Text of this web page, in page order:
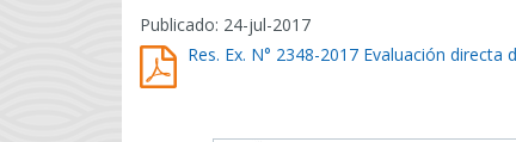
Publicado: 24-jul-2017
Res. Ex. N° 2348-2017 Evaluación